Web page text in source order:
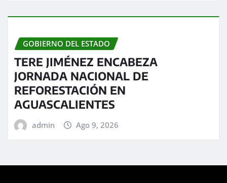
GOBIERNO DEL ESTADO
TERE JIMÉNEZ ENCABEZA
JORNADA NACIONAL DE
REFORESTACIÓN EN
AGUASCALIENTES
admin Ago 9, 2026